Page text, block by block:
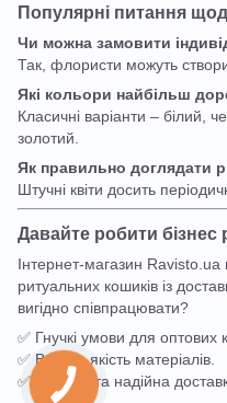
Популярні питання
Чи можна замовити
Так, флористи можуть
Які кольори найбільш
Класичні варіанти – білий,
золотий.
Як правильно доглядати
Штучні квіти досить
Давайте робити бізнес
Інтернет-магазин
ритуальних кошиків із
вигідно співпрацювати?
✅ Гнучкі умови для оптових
✅ Висока якість матеріалів.
✅ Швидка та надійна